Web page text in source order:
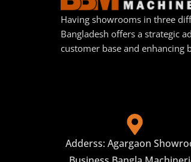
Having showrooms in three
Bangladesh offers a strategic
customer base and enhancing
Adderss: Agargaon